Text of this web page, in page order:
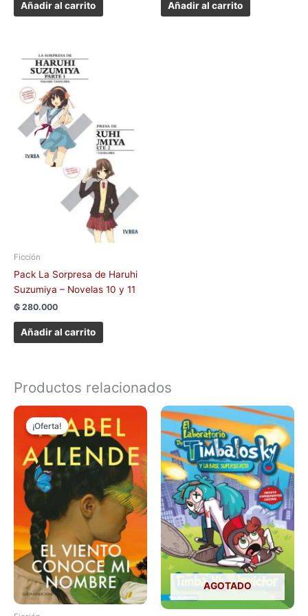
Añadir al carrito Añadir al carrito
Ficción
Pack La Sorpresa de Haruhi
Suzumiya – Novelas 10 y 11
₲ 280.000
Añadir al carrito
Productos relacionados
¡Oferta!
¡Oferta!
precio
original
₲ 180.000.
precio
actual
₲ 150.000.
AGOTADO